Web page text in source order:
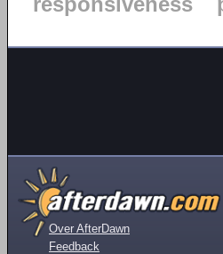
Over AfterDawn
Feedback